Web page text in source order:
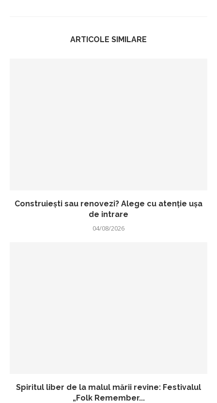
ARTICOLE SIMILARE
Construiești sau renovezi? Alege cu atenție ușa
de intrare
04/08/2026
Spiritul liber de la malul mării revine: Festivalul
„Folk Remember...